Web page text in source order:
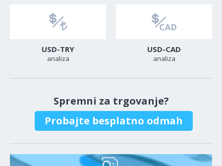
USD-TRY
analiza
USD-CAD
analiza
Spremni za trgovanje?
Probajte besplatno odmah